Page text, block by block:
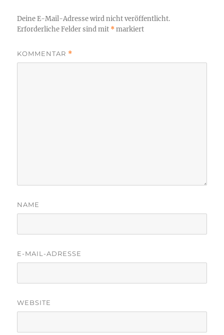
Deine E-Mail-Adresse wird nicht veröffentlicht.
Erforderliche Felder sind mit *markiert
KOMMENTAR *
NAME
E-MAIL-ADRESSE
WEBSITE